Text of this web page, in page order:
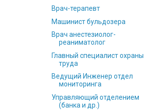
Врач-терапевт
Машинист бульдозера
Врач анестезиолог-
реаниматолог
Главный специалист охраны
труда
Ведущий Инженер отдел
мониторинга
Управляющий отделением
(банка и др.)